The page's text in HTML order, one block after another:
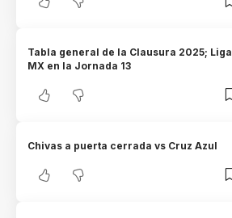
Tabla general de la Clausura 2025; Liga
MX en la Jornada 13
Chivas a puerta cerrada vs Cruz Azul